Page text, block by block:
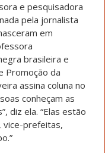
e pesquisadora
pela jornalista
em
brasileira e
Promoção da
assina coluna no
conheçam as
diz ela. “Elas estão
vice-prefeitas,